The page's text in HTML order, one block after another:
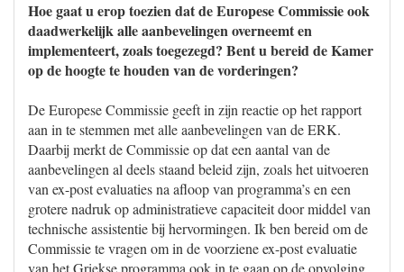
Hoe gaat u erop toezien dat de Europese Commissie ook
daadwerkelijk alle aanbevelingen overneemt en
implementeert, zoals toegezegd? Bent u bereid de Kamer
op de hoogte te houden van de vorderingen?
De Europese Commissie geeft in zijn reactie op het rapport
aan in te stemmen met alle aanbevelingen van de ERK.
Daarbij merkt de Commissie op dat een aantal van de
aanbevelingen al deels staand beleid zijn, zoals het uitvoeren
van ex-post evaluaties na afloop van programma’s en een
grotere nadruk op administratieve capaciteit door middel van
technische assistentie bij hervormingen. Ik ben bereid om de
Commissie te vragen om in de voorziene ex-post evaluatie
van het Griekse programma ook in te gaan op de opvolging